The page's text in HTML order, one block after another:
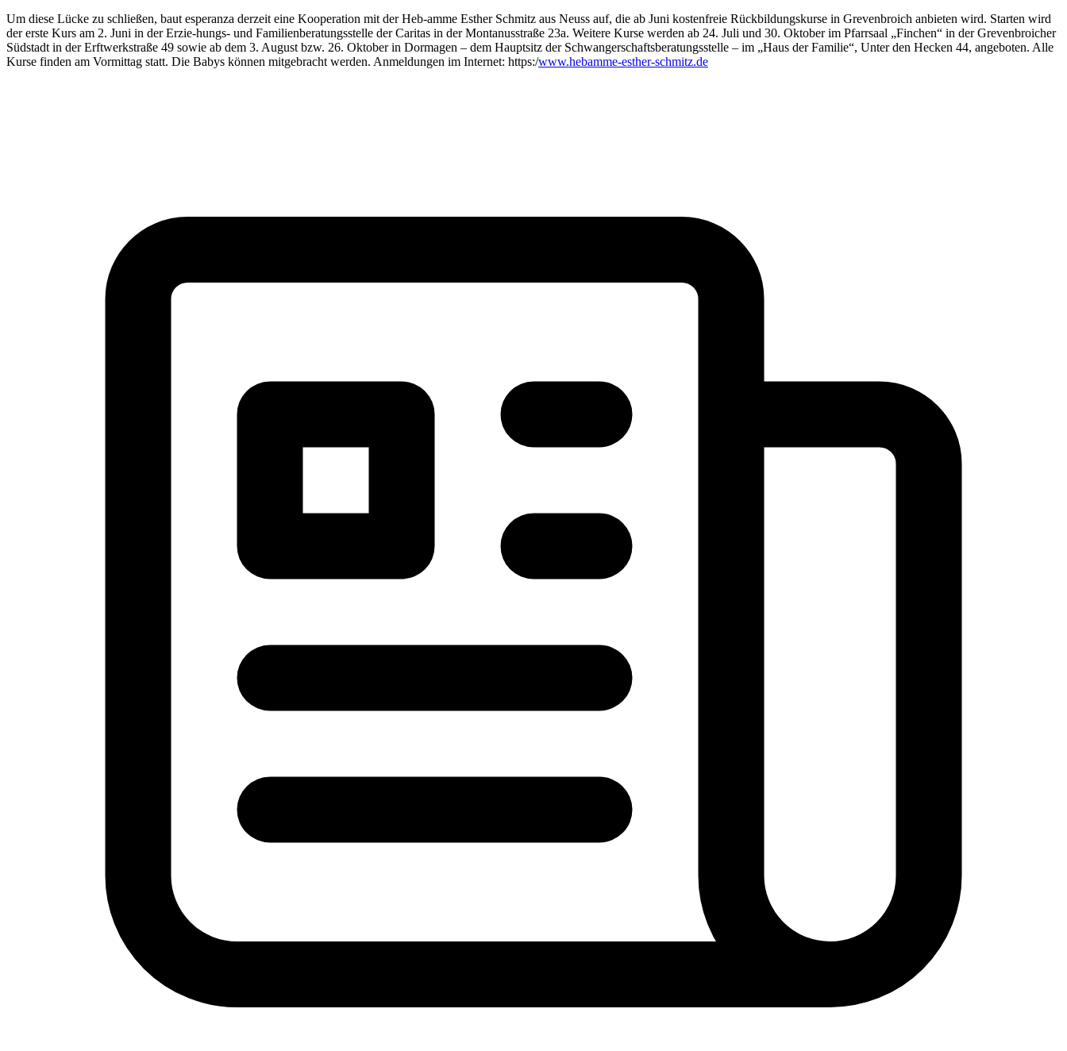
Um diese Lücke zu schließen, baut esperanza derzeit eine Kooperation mit der Heb-amme Esther Schmitz aus Neuss auf, die ab Juni kostenfreie Rückbildungskurse in Grevenbroich anbieten wird. Starten wird
der erste Kurs am 2. Juni in der Erzie-hungs- und Familienberatungsstelle der Caritas in der Montanusstraße 23a. Weitere Kurse werden ab 24. Juli und 30. Oktober im Pfarrsaal „Finchen“ in der Grevenbroicher
Südstadt in der Erftwerkstraße 49 sowie ab dem 3. August bzw. 26. Oktober in Dormagen – dem Hauptsitz der Schwangerschaftsberatungsstelle – im „Haus der Familie“, Unter den Hecken 44, angeboten. Alle
Kurse finden am Vormittag statt. Die Babys können mitgebracht werden. Anmeldungen im Internet: https:/www.hebamme-esther-schmitz.de